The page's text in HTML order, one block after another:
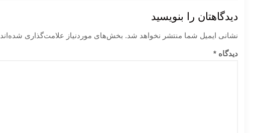
دیدگاهتان را بنویسید
نشانی ایمیل شما منتشر نخواهد شد. بخش‌های موردنیاز علامت‌گذاری شده‌اند
دیدگاه *